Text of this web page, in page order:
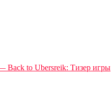
Back to Ubersreik: Тизер игры